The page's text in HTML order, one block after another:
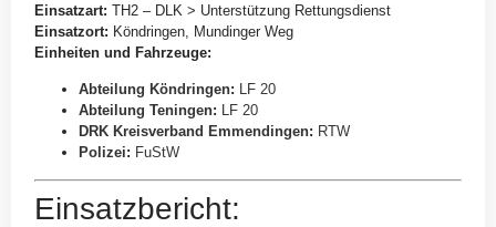
Einsatzart: TH2 – DLK > Unterstützung Rettungsdienst
Einsatzort: Köndringen, Mundinger Weg
Einheiten und Fahrzeuge:
Abteilung Köndringen: LF 20
Abteilung Teningen: LF 20
DRK Kreisverband Emmendingen: RTW
Polizei: FuStW
Einsatzbericht: